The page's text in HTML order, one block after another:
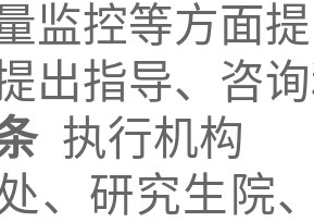
监控等方面
出指导、咨
执行机构
、 研究生院